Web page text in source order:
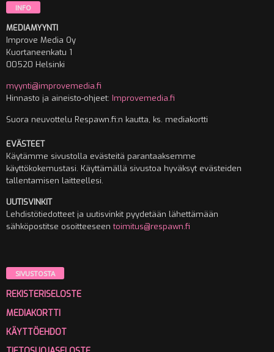
INFO
MEDIAMYYNTI
Improve Media Oy
Kuortaneenkatu 1
00520 Helsinki
myynti@improvemedia.fi
Hinnasto ja aineisto-ohjeet: Improvemedia.fi
Suora neuvottelu Respawn.fi:n kautta, ks. mediakortti
EVÄSTEET
Käytämme sivustolla evästeitä parantaaksemme
käyttökokemustasi. Käyttämällä sivustoa hyväksyt evästeiden
tallentamisen laitteellesi.
UUTISVINKIT
Lehdistötiedotteet ja uutisvinkit pyydetään lähettämään
sähköpostitse osoitteeseentoimitus@respawn.fi
SIVUSTOSTA
REKISTERISELOSTE
MEDIAKORTTI
KÄYTTÖEHDOT